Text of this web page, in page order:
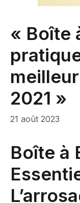
« Boîte
2021 »
21 août 2023
Boîte à